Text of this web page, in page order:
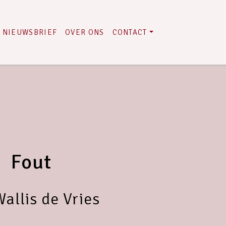
NIEUWSBRIEF OVER ONS CONTACT
Fout
de Vries